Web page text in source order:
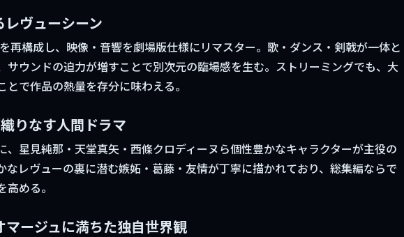
ヴューシーン
再構成し、映像・音響を劇場版仕様にリマスター。歌・ダンス・剣戟が一体と
サウンドの迫力が増すことで別次元の臨場感を生む。ストリーミングでも、大
で作品の熱量を存分に味わえる。
りなす人間ドラマ
、星見純那・天堂真矢・西條クロディーヌら個性豊かなキャラクターが主役の
なレヴューの裏に潜む嫉妬・葛藤・友情が丁寧に描かれており、総集編ならで
める。
ージュに満ちた独自世界観